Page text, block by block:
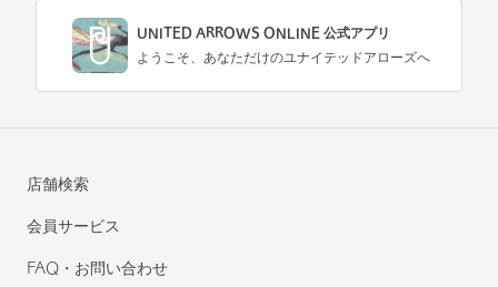
UNITED ARROWS ONLINE 公式アプリ
ようこそ、あなただけのユナイテッドアローズへ
店舗検索
会員サービス
FAQ・お問い合わせ